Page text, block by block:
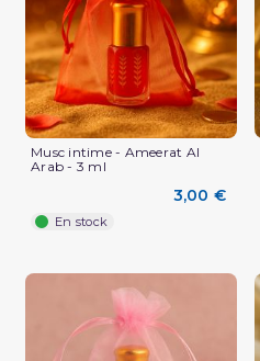
Musc intime - Ameerat Al
Arab - 3 ml
3,00 €
En stock